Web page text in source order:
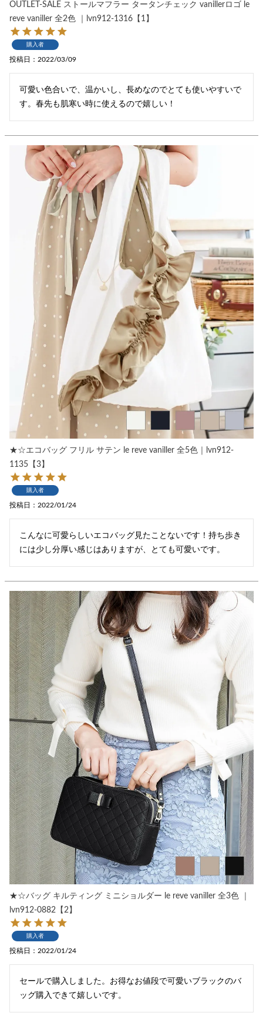
OUTLET-SALE ストールマフラー タータンチェック vanillerロゴ le
reve vaniller 全2色 ｜lvn912-1316【1】
購入者
投稿日 2022/03/09
可愛い色合いで、温かいし、長めなのでとても使いやすいで
す。春先も肌寒い時に使えるので嬉しい！
★☆エコバッグ フリル サテン le reve vaniller 全5色｜lvn912-
1135【3】
購入者
投稿日 2022/01/24
こんなに可愛らしいエコバッグ見たことないです！持ち歩き
には少し分厚い感じはありますが、とても可愛いです。
★☆バッグ キルティング ミニショルダー le reve vaniller 全3色 ｜
lvn912-0882【2】
購入者
投稿日 2022/01/24
セールで購入しました。お得なお値段で可愛いブラックのバ
ッグ購入できて嬉しいです。